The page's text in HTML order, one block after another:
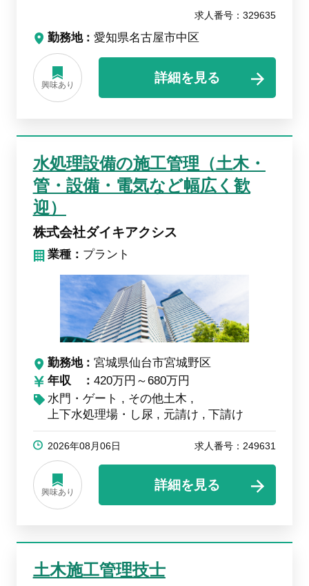
求人番号：329635
勤務地 愛知県名古屋市中区
興味あり
詳細を見る
水処理設備の施工管理（土木・
管・設備・電気など幅広く歓
迎）
株式会社ダイキアクシス
業種： プラント
勤務地
宮城県仙台市宮城野区
年収
420万円～680万円
水門・ゲート
その他土木
上下水処理場・し尿
元請け 下請け
2026年08月06日 求人番号：249631
興味あり
詳細を見る
土木施工管理技士